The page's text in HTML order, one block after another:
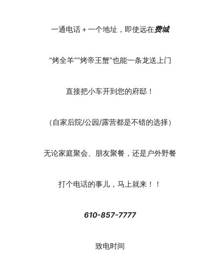
一通电话＋一个地址，即使远在费城
“烤全羊”“烤帝王蟹”也能一条龙送上门
直接把小车开到您的府邸！
（自家后院/公园/露营都是不错的选择）
无论家庭聚会、朋友聚餐，还是户外野餐
打个电话的事儿，马上就来！！
610-857-7777
致电时间